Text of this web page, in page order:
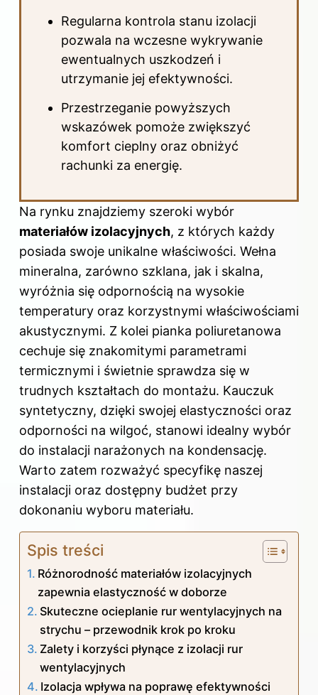
Regularna kontrola stanu izolacji
pozwala na wczesne wykrywanie
ewentualnych uszkodzeń i
utrzymanie jej efektywności.
Przestrzeganie powyższych
wskazówek pomoże zwiększyć
komfort cieplny oraz obniżyć
rachunki za energię.
Na rynku znajdziemy szeroki wybór
materiałów izolacyjnych, z których każdy
posiada swoje unikalne właściwości. Wełna
mineralna, zarówno szklana, jak i skalna,
wyróżnia się odpornością na wysokie
temperatury oraz korzystnymi właściwościami
akustycznymi. Z kolei pianka poliuretanowa
cechuje się znakomitymi parametrami
termicznymi i świetnie sprawdza się w
trudnych kształtach do montażu. Kauczuk
syntetyczny, dzięki swojej elastyczności oraz
odporności na wilgoć, stanowi idealny wybór
do instalacji narażonych na kondensację.
Warto zatem rozważyć specyfikę naszej
instalacji oraz dostępny budżet przy
dokonaniu wyboru materiału.
Spis treści
Różnorodność materiałów izolacyjnych
zapewnia elastyczność w doborze
Skuteczne ocieplanie rur wentylacyjnych na
strychu – przewodnik krok po kroku
Zalety i korzyści płynące z izolacji rur
wentylacyjnych
Izolacja wpływa na poprawę efektywności